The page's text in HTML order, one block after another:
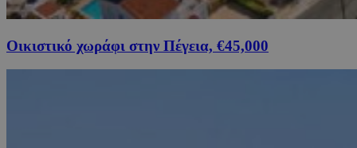
Οικιστικό χωράφι στην Πέγεια, €45,000